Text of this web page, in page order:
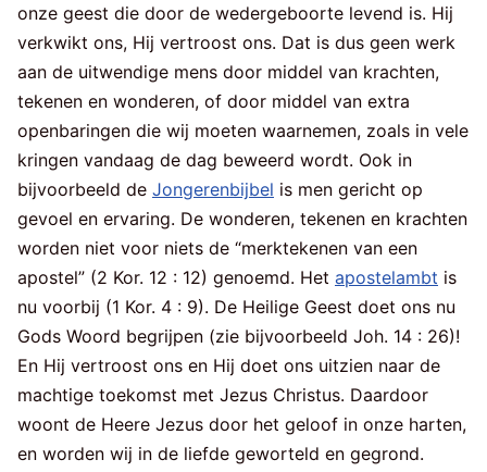
onze geest die door de wedergeboorte levend is. Hij
verkwikt ons, Hij vertroost ons. Dat is dus geen werk
aan de uitwendige mens door middel van krachten,
tekenen en wonderen, of door middel van extra
openbaringen die wij moeten waarnemen, zoals in vele
kringen vandaag de dag beweerd wordt. Ook in
bijvoorbeeld de Jongerenbijbel is men gericht op
gevoel en ervaring. De wonderen, tekenen en krachten
worden niet voor niets de “merktekenen van een
apostel” (2 Kor. 12 : 12) genoemd. Het apostelambt is
nu voorbij (1 Kor. 4 : 9). De Heilige Geest doet ons nu
Gods Woord begrijpen (zie bijvoorbeeld Joh. 14 : 26)!
En Hij vertroost ons en Hij doet ons uitzien naar de
machtige toekomst met Jezus Christus. Daardoor
woont de Heere Jezus door het geloof in onze harten,
en worden wij in de liefde geworteld en gegrond.